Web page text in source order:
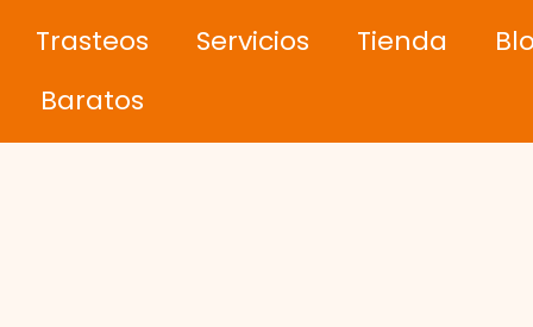
Trasteos
Baratos
Servicios Tienda